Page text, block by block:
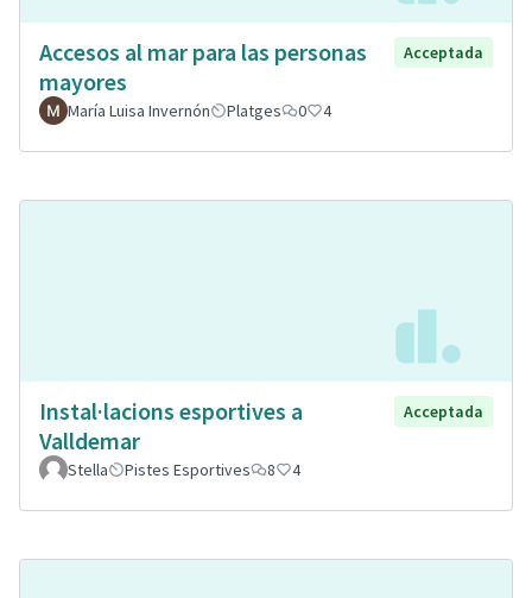
Accesos al mar para las personas
mayores
Acceptada
María Luisa Invernón Platges 0 4
Instal·lacions esportives a
Valldemar
Acceptada
Stella Pistes Esportives 8 4